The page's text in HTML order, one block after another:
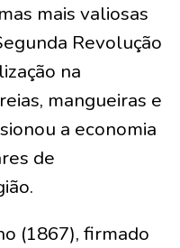
mais valiosas
Revolução
na
mangueiras e
a economia
de
(1867), firmado